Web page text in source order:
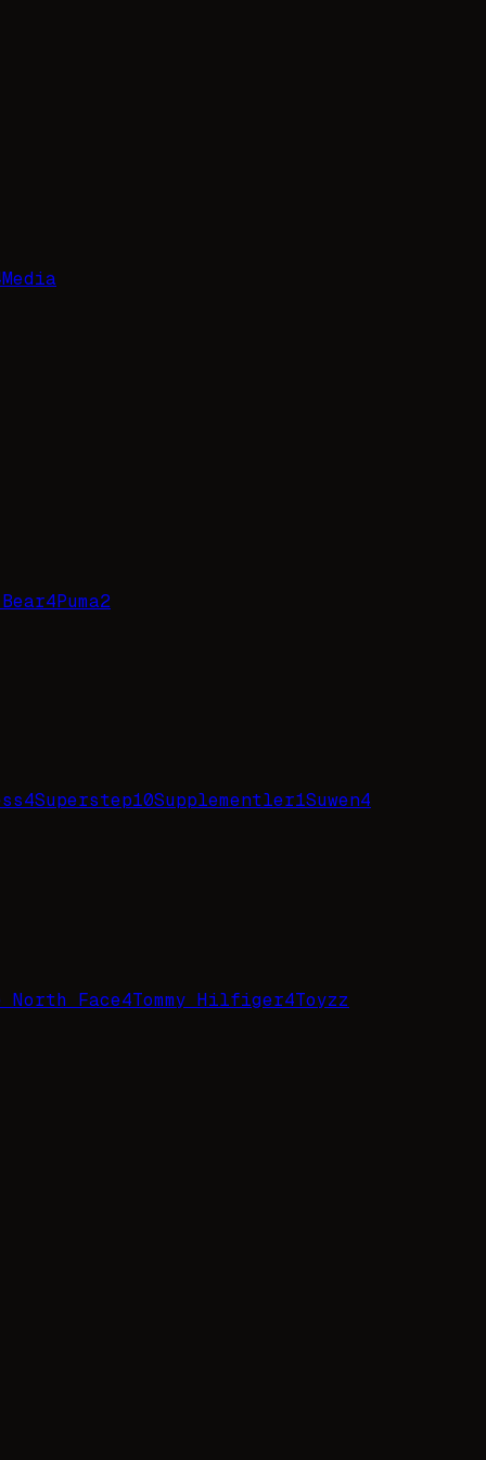
Media
4Puma2
4Superstep10Supplementler1Suwen4
North Face4Tommy Hilfiger4Toyzz